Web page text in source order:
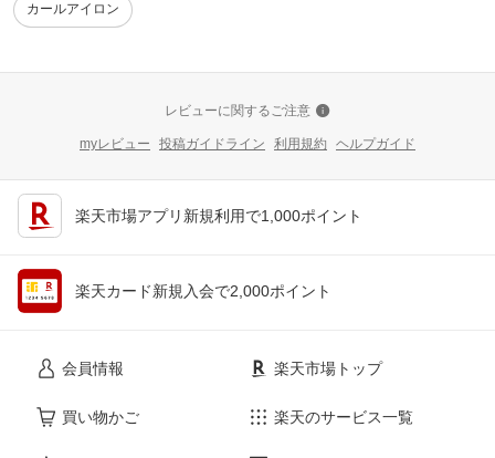
カールアイロン
レビューに関するご注意
myレビュー 投稿ガイドライン 利用規約 ヘルプガイド
楽天市場アプリ新規利用で1,000ポイント
楽天カード新規入会で2,000ポイント
会員情報
買い物かご
楽天市場トップ
楽天のサービス一覧